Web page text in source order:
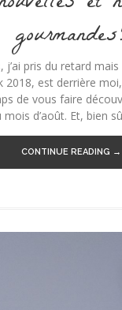
j’ai pris du retard
2018, est derrière
de vous faire
d’août. Et, bien
CONTINUE READING →